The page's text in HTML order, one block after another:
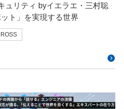
ュリティ byイエラエ・三村聡
ト」を実現する世界